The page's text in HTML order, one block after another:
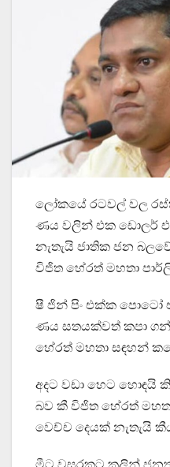
ලෝකයේ රටවල් වල
ණය වලින් එක ඩොලර්
නැතැයි ජාතික ජන
විජිත හේරත් මහතා
ෂී ජින් පිං එක්ක පොටෝ
ණය සතයක්වත් කපා
හේරත් මහතා සඳහන්
අදට වඩා හෙට හොඳයි
බව කී විජිත හේරත්
වෙච්ච දෙයක් නැතැයි
මීට වසරකට කලින්